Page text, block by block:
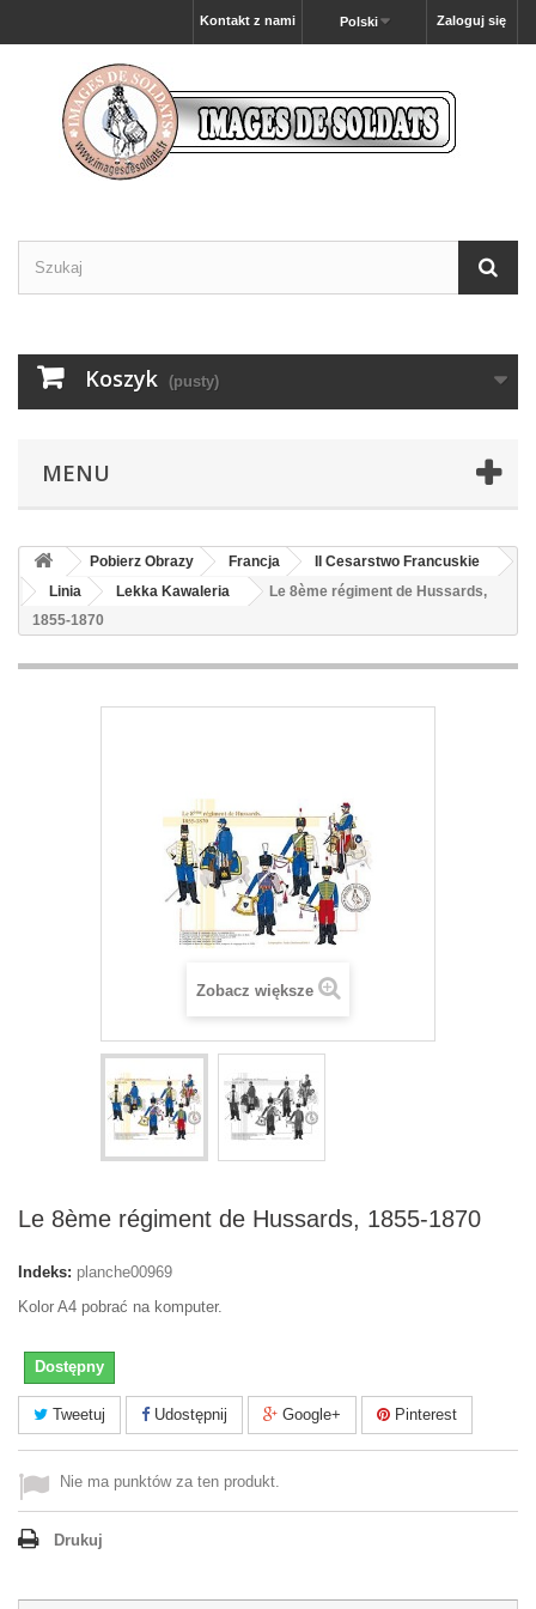
Zaloguj się
Polski
Kontakt z nami
Koszyk (pusty)
MENU
Pobierz Obrazy Francja
II Cesarstwo Francuskie
Linia
Lekka Kawaleria
Le 8ème régiment de Hussards,
1855-1870
Zobacz większe
Le 8ème régiment de Hussards, 1855-1870
Indeks: planche00969
Kolor A4 pobrać na komputer.
Dostępny
Tweetuj Udostępnij Google+ Pinterest
Nie ma punktów za ten produkt.
Drukuj